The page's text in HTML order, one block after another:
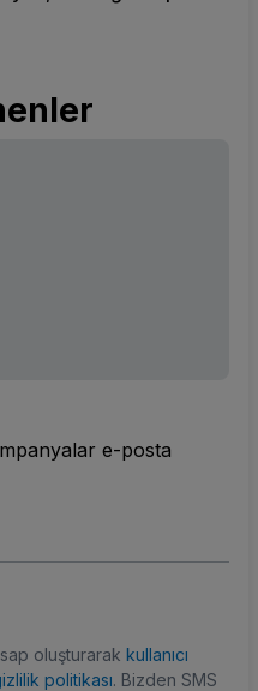
e-posta
oluşturarak kullanıcı
politikası. Bizden SMS